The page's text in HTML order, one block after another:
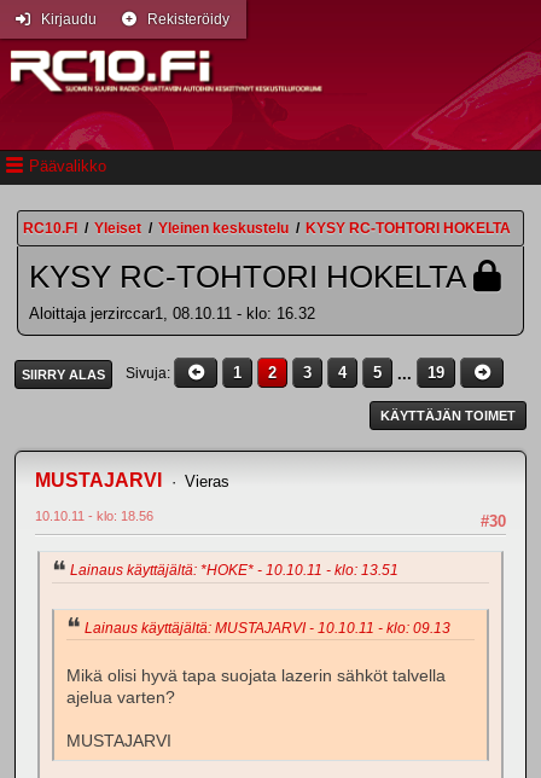
Päävalikko
Kirjaudu Rekisteröidy
RC10.FI / Yleiset / Yleinen keskustelu / KYSY RC-TOHTORI HOKELTA
KYSY RC-TOHTORI HOKELTA
Aloittaja jerzirccar1, 08.10.11 - klo: 16.32
SIIRRY ALAS Sivuja 1 2 3 4 5 ... 19
KÄYTTÄJÄN TOIMET
MUSTAJARVI Vieras
#30
10.10.11 - klo: 18.56
Lainaus käyttäjältä: *HOKE* - 10.10.11 - klo: 13.51
Lainaus käyttäjältä: MUSTAJARVI - 10.10.11 - klo: 09.13
Mikä olisi hyvä tapa suojata lazerin sähköt talvella
ajelua varten?
MUSTAJARVI